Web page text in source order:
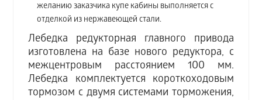
желанию заказчика купе кабины выполняется с
отделкой из нержавеющей стали.
Лебедка редукторная главного привода
изготовлена на базе нового редуктора, с
межцентровым расстоянием 100 мм.
Лебедка комплектуется короткоходовым
тормозом с двумя системами торможения,